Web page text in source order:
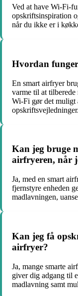
Ved at have Wi-Fi-
opskriftsinspiration
når du ikke er i
Hvordan
En smart airfryer
varme til at
Wi-Fi gør det muligt
opskriftsvejledninger.
Kan jeg bruge
airfryeren, når
Ja, med en smart
fjernstyre enheden
madlavningen,
Kan jeg få
airfryer?
Ja, mange smarte
giver dig adgang til
madlavning samt